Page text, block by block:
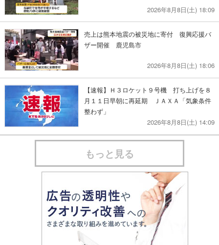
2026年8月8日(土) 18:09
売上は熊本地震の被災地に寄付 復興応援バ
ザー開催 鹿児島市
2026年8月8日(土) 18:06
【速報】Ｈ３ロケット９号機 打ち上げを８
月１１日早朝に再延期 ＪＡＸＡ「気象条件
整わず」
2026年8月8日(土) 14:09
もっと見る